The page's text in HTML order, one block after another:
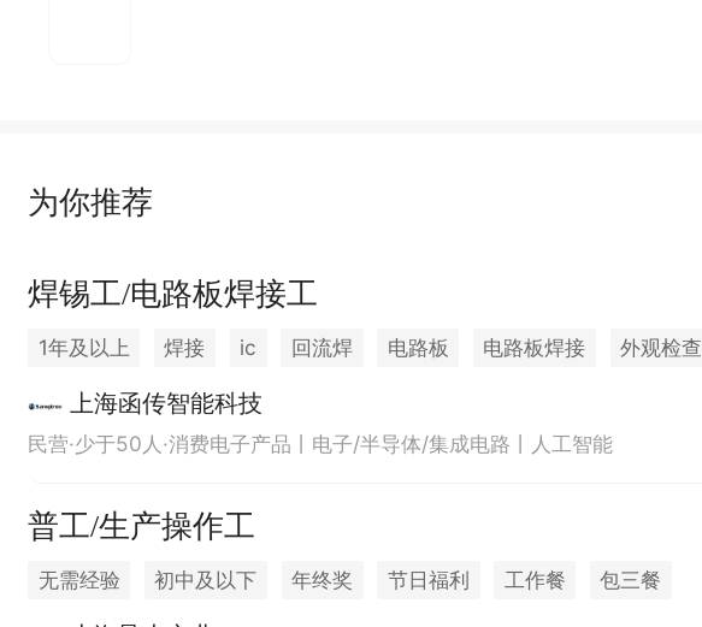
为你推荐
焊锡工/电路板焊接工
1年及以上 焊接 ic 回流焊 电路板 电路板焊接 外观检查
上海函传智能科技
民营·少于50人·消费电子产品丨电子/半导体/集成电路丨人工智能
普工/生产操作工
无需经验 初中及以下 年终奖 节日福利 工作餐 包三餐